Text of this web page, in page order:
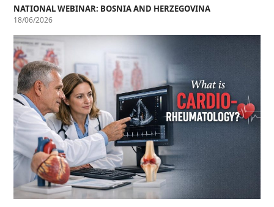
NATIONAL WEBINAR: BOSNIA AND HERZEGOVINA
18/06/2026